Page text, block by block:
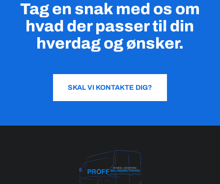
Tag en snak med os om
hvad der passer til din
hverdag og ønsker.
SKAL VI KONTAKTE DIG?